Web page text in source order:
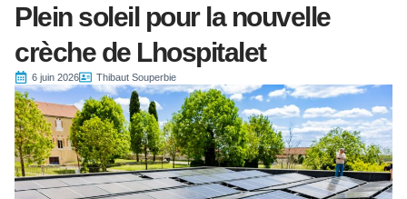
Plein soleil pour la nouvelle
crèche de Lhospitalet
6 juin 2026 Thibaut Souperbie